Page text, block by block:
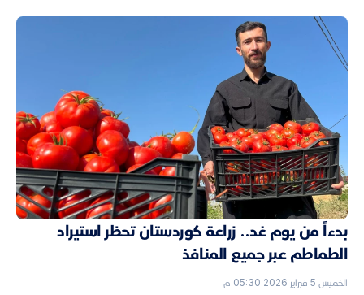
بدءاً من يوم غد.. زراعة كوردستان تحظر استيراد
الطماطم عبر جميع المنافذ
الخميس 5 فبراير 2026 05:30 م